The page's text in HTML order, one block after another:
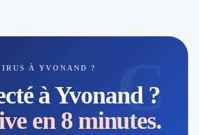
C
À YVONAND ?
à Yvonand ?
en 8 minutes.